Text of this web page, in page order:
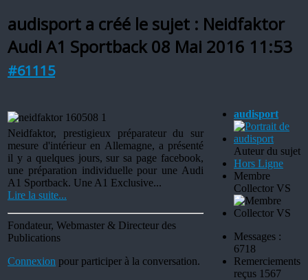
audisport a créé le sujet : Neidfaktor
Audi A1 Sportback08 Mai 2016 11:53
#61115
Neidfaktor, prestigieux préparateur du sur
mesure d'intérieur en Allemagne, a présenté
il y a quelques jours, sur sa page facebook,
une préparation individuelle pour une Audi
A1 Sportback. Une A1 Exclusive...
Lire la suite...
Fondateur, Webmaster & Directeur des
Publications
Connexion pour participer à la conversation.
audisport
Auteur du sujet
Hors Ligne
Membre
Collector VS
Messages :
6718
Remerciements
reçus 1567